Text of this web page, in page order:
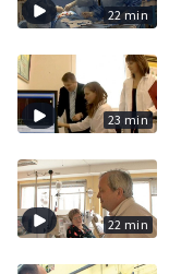
22 min
23 min
22 min